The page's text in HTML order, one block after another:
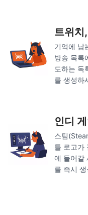
트위치
기억에 남
방송 목록
도하는 독
를 생성하
인디
스팀
틀 로고가
에 들어갈
를 즉시